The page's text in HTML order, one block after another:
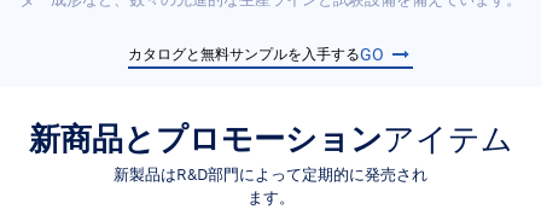
カタログと無料サンプルを入手するGO
新商品とプロモーションアイテム
新製品はR&D部門によって定期的に発売され
ます。